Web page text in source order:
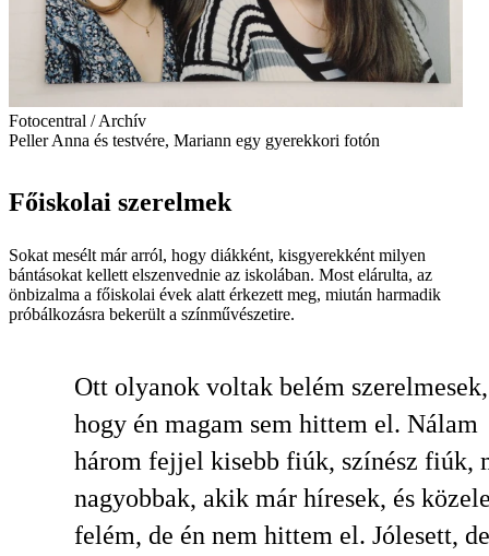
Fotocentral / Archív
Peller Anna és testvére, Mariann egy gyerekkori fotón
Főiskolai szerelmek
Sokat mesélt már arról, hogy diákként, kisgyerekként milyen
bántásokat kellett elszenvednie az iskolában. Most elárulta, az
önbizalma a főiskolai évek alatt érkezett meg, miután harmadik
próbálkozásra bekerült a színművészetire.
Ott olyanok voltak belém szerelmesek,
hogy én magam sem hittem el. Nálam
három fejjel kisebb fiúk, színész fiúk,
nagyobbak, akik már híresek, és
felém, de én nem hittem el. Jólesett,